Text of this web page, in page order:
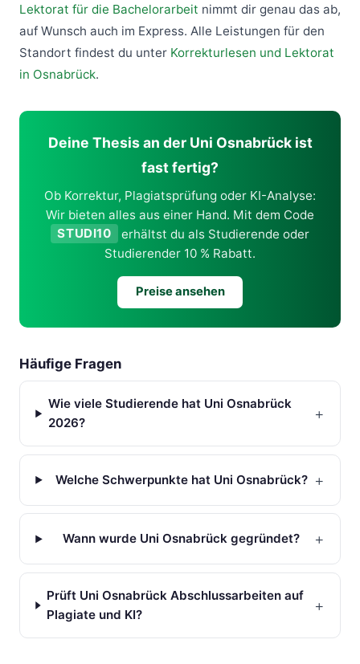
Lektorat für die Bachelorarbeit nimmt dir genau das ab,
auf Wunsch auch im Express. Alle Leistungen für den
Standort findest du unter Korrekturlesen und Lektorat
in Osnabrück.
Deine Thesis an der Uni Osnabrück ist
fast fertig?
Ob Korrektur, Plagiatsprüfung oder KI-Analyse:
Wir bieten alles aus einer Hand. Mit dem Code
STUDI10
erhältst du als Studierende oder
Studierender 10 % Rabatt.
Preise ansehen
Häufige Fragen
Wie viele Studierende hat Uni Osnabrück
2026?
+
Welche Schwerpunkte hat Uni Osnabrück? +
Wann wurde Uni Osnabrück gegründet? +
Prüft Uni Osnabrück Abschlussarbeiten auf
Plagiate und KI?
+